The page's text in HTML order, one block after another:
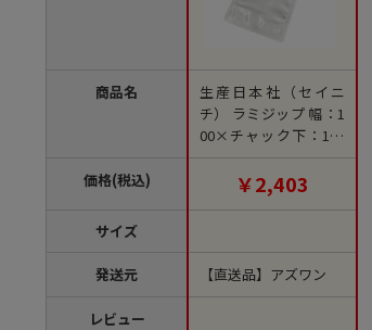
商品名
価格(税込)
サイズ
発送元
レビュー
生産日本社（セイニ
チ） ラミジップ 幅：1
00×チャック下：160
mm 1袋（50枚入） A
L-10 1袋（ご注文単位1
袋）【直送品】
￥2,403
【直送品】アズワン